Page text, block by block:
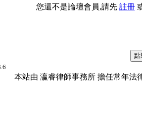
您還不是論壇會員,請先 註冊
本站由 瀛睿律師事務所 擔任常年法